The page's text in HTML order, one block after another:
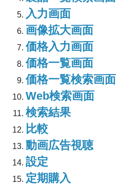
入力画面
画像拡大画面
価格入力画面
価格一覧画面
価格一覧検索画面
Web検索画面
検索結果
比較
動画広告視聴
設定
定期購入